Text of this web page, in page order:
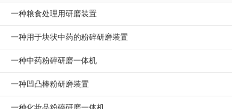
一种粮食处理用研磨装置
一种用于块状中药的粉碎研磨装置
一种中药粉碎研磨一体机
一种凹凸棒粉研磨装置